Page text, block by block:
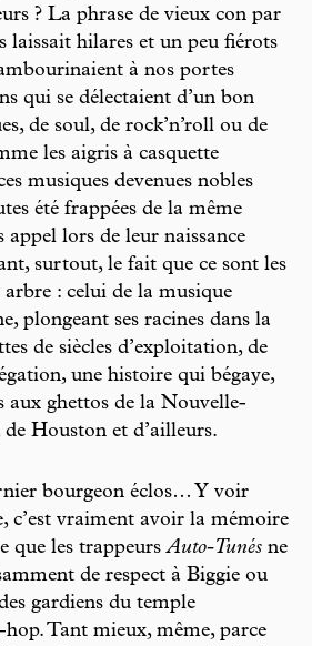
? La phrase de vieux con par
laissait hilares et un peu fiérots
à nos portes
qui se délectaient d’un bon
de soul, de rock’n’roll ou de
les aigris à casquette
musiques devenues nobles
été frappées de la même
appel lors de leur naissance
surtout, le fait que ce sont les
arbre : celui de la musique
plongeant ses racines dans la
de siècles d’exploitation, de
une histoire qui bégaye,
aux ghettos de la Nouvelle-
Houston et d’ailleurs.
bourgeon éclos… Y voir
c’est vraiment avoir la mémoire
que les trappeursAuto-Tunés ne
de respect à Biggie ou
gardiens du temple
Tant mieux, même, parce